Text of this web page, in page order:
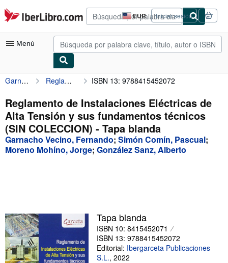
Pasar al contenido principal
IberLibro.com EUR
Preferencias
de
compra
del
Iniciar sesión
Menú
Mi cuenta
Consultar mis pedidos
Búsqueda avanzada
Colecciones
Libros antiguos
Ayuda
CERRAR
Garnacho Vecino, Fernando Reglamento de Instalaciones Eléctricas de Alta Tensión y sus fundamentos técnicos (SIN COLECCION) ISBN 13: 9788415452072
Reglamento de Instalaciones Eléctricas de
Alta Tensión y sus fundamentos técnicos
(SIN COLECCION) - Tapa blanda
Garnacho Vecino, Fernando; Simón Comín, Pascual;
Moreno Mohíno, Jorge; González Sanz, Alberto
Tapa blanda
ISBN 10: 8415452071
ISBN 13: 9788415452072
Editorial: Ibergarceta Publicaciones
S.L., 2022